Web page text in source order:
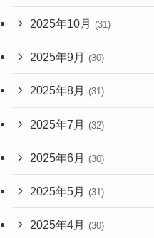
2025年10月 (31)
2025年9月 (30)
2025年8月 (31)
2025年7月 (32)
2025年6月 (30)
2025年5月 (31)
2025年4月 (30)